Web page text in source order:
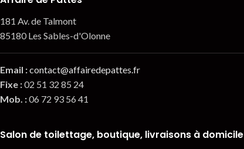
181 Av. de Talmont
85180 Les Sables-d'Olonne
Email :contact@affairedepattes.fr
Fixe :02 51 32 85 24
Mob. :06 72 93 56 41
Salon de toilettage, boutique, livraisons à domicile